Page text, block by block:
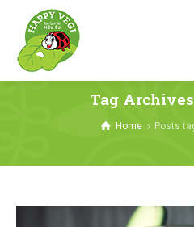
Tag
Home Posts